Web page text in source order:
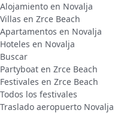
Alojamiento en Novalja
Villas en Zrce Beach
Apartamentos en Novalja
Hoteles en Novalja
Buscar
Partyboat en Zrce Beach
Festivales en Zrce Beach
Todos los festivales
Traslado aeropuerto Novalja